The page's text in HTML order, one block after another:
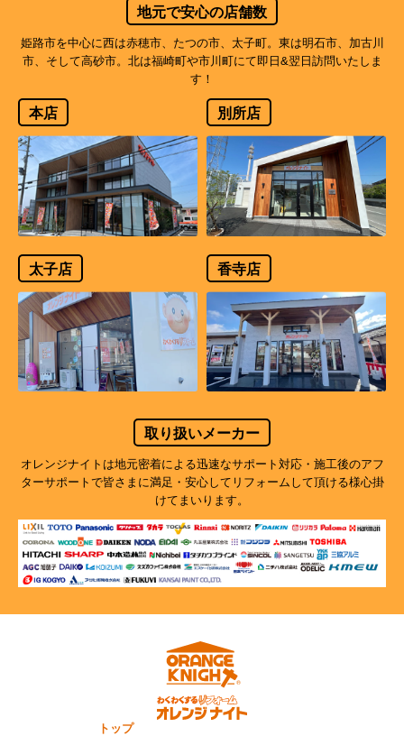
地元で安心の店舗数
姫路市を中心に西は赤穂市、たつの市、太子町。東は明石市、加古川
市、そして高砂市。北は福崎町や市川町にて即日&翌日訪問いたしま
す！
本店 別所店
太子店 香寺店
取り扱いメーカー
オレンジナイトは地元密着による迅速なサポート対応・施工後のアフ
ターサポートで皆さまに満足・安心してリフォームして頂ける様心掛
けてまいります。
トップ